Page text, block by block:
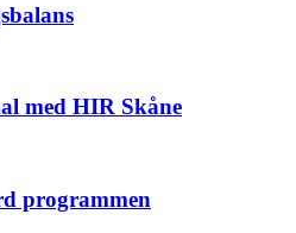
med HIR Skåne
programmen